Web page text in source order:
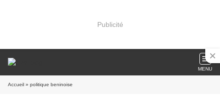
Publicité
MENU
Accueil » politique beninoise